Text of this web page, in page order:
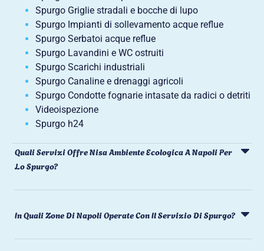
Spurgo Griglie stradali e bocche di lupo
Spurgo Impianti di sollevamento acque reflue
Spurgo Serbatoi acque reflue
Spurgo Lavandini e WC ostruiti
Spurgo Scarichi industriali
Spurgo Canaline e drenaggi agricoli
Spurgo Condotte fognarie intasate da radici o detriti
Videoispezione
Spurgo h24
Quali Servizi Offre Nisa Ambiente Ecologica A Napoli Per
Lo Spurgo?
In Quali Zone Di Napoli Operate Con Il Servizio Di Spurgo?